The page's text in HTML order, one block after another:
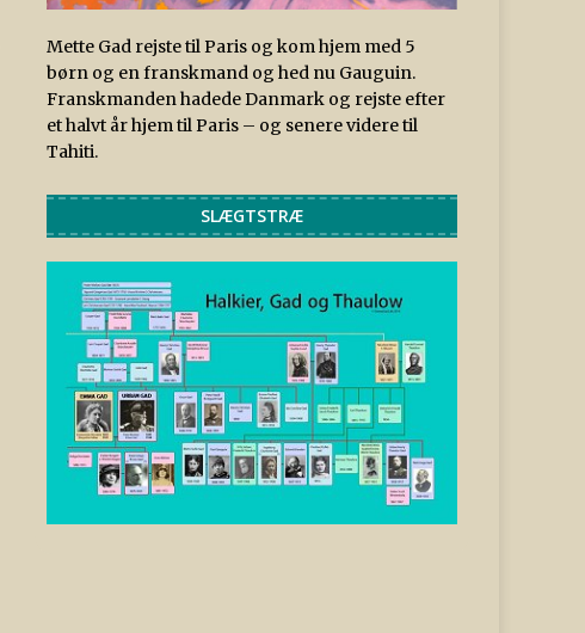
Mette Gad rejste til Paris og kom hjem med 5
børn og en franskmand og hed nu Gauguin.
Franskmanden hadede Danmark og rejste efter
et halvt år hjem til Paris – og senere videre til
Tahiti.
SLÆGTSTRÆ